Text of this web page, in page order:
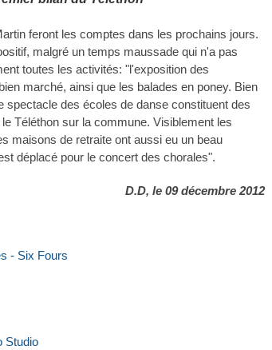
feront les comptes dans les prochains jours.
malgré un temps maussade qui n'a pas
toutes les activités: "l'exposition des
marché, ainsi que les balades en poney. Bien
spectacle des écoles de danse constituent des
Téléthon sur la commune. Visiblement les
maisons de retraite ont aussi eu un beau
déplacé pour le concert des chorales".
D.D, le 09 décembre 2012
- Six Fours
Studio